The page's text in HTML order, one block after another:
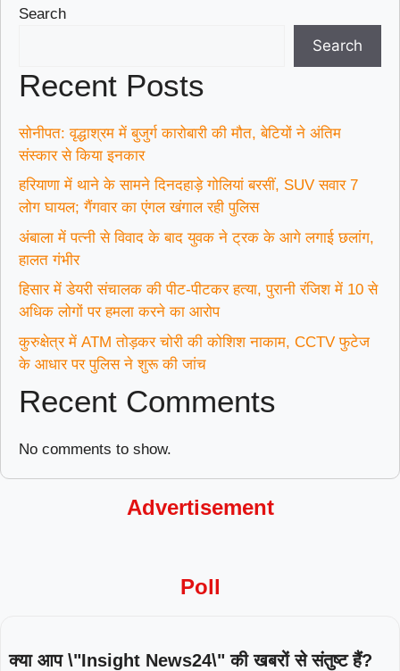
Search
Search
Recent Posts
सोनीपत: वृद्धाश्रम में बुजुर्ग कारोबारी की मौत, बेटियों ने अंतिम
संस्कार से किया इनकार
हरियाणा में थाने के सामने दिनदहाड़े गोलियां बरसीं, SUV सवार 7
लोग घायल; गैंगवार का एंगल खंगाल रही पुलिस
अंबाला में पत्नी से विवाद के बाद युवक ने ट्रक के आगे लगाई छलांग,
हालत गंभीर
हिसार में डेयरी संचालक की पीट-पीटकर हत्या, पुरानी रंजिश में 10 से
अधिक लोगों पर हमला करने का आरोप
कुरुक्षेत्र में ATM तोड़कर चोरी की कोशिश नाकाम, CCTV फुटेज
के आधार पर पुलिस ने शुरू की जांच
Recent Comments
No comments to show.
Advertisement
Poll
क्या आप \"Insight News24\" की खबरों से संतुष्ट हैं?